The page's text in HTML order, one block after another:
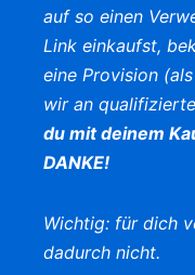
auf so einen
Link einkaufst,
eine Provision
wir an
du mit deinem
DANKE!
Wichtig: für dich
dadurch nicht.